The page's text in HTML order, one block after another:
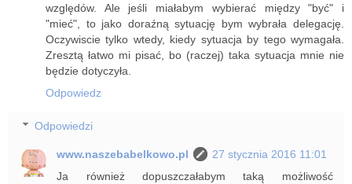
względów. Ale jeśli miałabym wybierać między "być" i
"mieć", to jako doraźną sytuację bym wybrała delegację.
Oczywiscie tylko wtedy, kiedy sytuacja by tego wymagała.
Zresztą łatwo mi pisać, bo (raczej) taka sytuacja mnie nie
będzie dotyczyła.
Odpowiedz
Odpowiedzi
www.naszebabelkowo.pl
27 stycznia 2016 11:01
Ja również dopuszczałabym taką możliwość